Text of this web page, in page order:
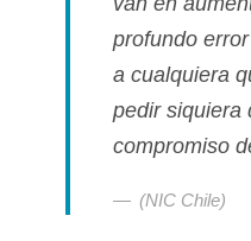
profundo
a cualquiera
pedir siquiera
compromiso
(NIC Chile)